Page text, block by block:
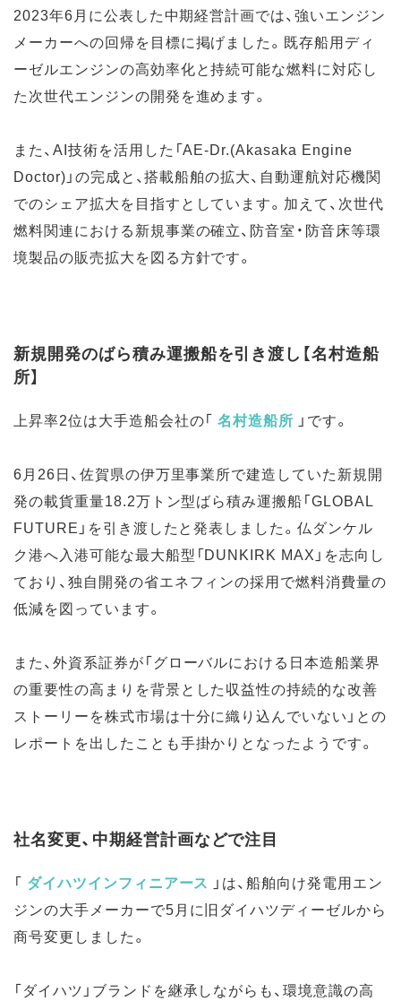
2023年6月に公表した中期経営計画では、強いエンジン
メーカーへの回帰を目標に掲げました。既存船用ディ
ーゼルエンジンの高効率化と持続可能な燃料に対応し
た次世代エンジンの開発を進めます。
また、AI技術を活用した「AE-Dr.(Akasaka Engine
Doctor)」の完成と、搭載船舶の拡大、自動運航対応機関
でのシェア拡大を目指すとしています。加えて、次世代
燃料関連における新規事業の確立、防音室・防音床等環
境製品の販売拡大を図る方針です。
新規開発のばら積み運搬船を引き渡し【名村造船
所】
上昇率2位は大手造船会社の「名村造船所 」 です。
6月26日、佐賀県の伊万里事業所で建造していた新規開
発の載貨重量18.2万トン型ばら積み運搬船「GLOBAL
FUTURE」を引き渡したと発表しました。仏ダンケル
ク港へ入港可能な最大船型「DUNKIRK MAX」を志向し
ており、独自開発の省エネフィンの採用で燃料消費量の
低減を図っています。
また、外資系証券が「グローバルにおける日本造船業界
の重要性の高まりを背景とした収益性の持続的な改善
ストーリーを株式市場は十分に織り込んでいない」との
レポートを出したことも手掛かりとなったようです。
社名変更、中期経営計画などで注目
「 ダイハツインフィニアース 」 は、船舶向け発電用エン
ジンの大手メーカーで5月に旧ダイハツディーゼルから
商号変更しました。
「ダイハツ」ブランドを継承しながらも、環境意識の高